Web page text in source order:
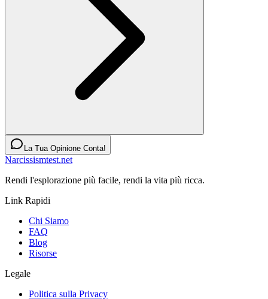
La Tua Opinione Conta!
Narcissismtest.net
Rendi l'esplorazione più facile, rendi la vita più ricca.
Link Rapidi
Chi Siamo
FAQ
Blog
Risorse
Legale
Politica sulla Privacy